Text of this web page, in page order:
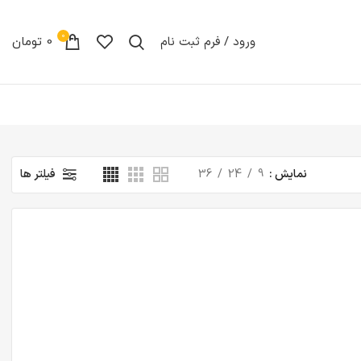
ورود / فرم ثبت نام 0 تومان 0
نمایش 9
24
36 فیلتر ها